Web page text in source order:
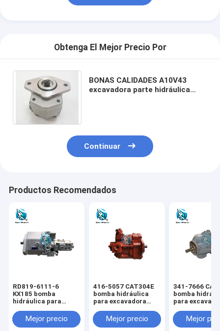
Obtenga El Mejor Precio Por
BONAS CALIDADES A10V43
excavadora parte hidráulica
Continuar
Productos Recomendados
RD819-6111-6
KX185 bomba
hidráulica para
Mejor precio
416-5057 CAT304E
bomba hidráulica
para excavadora
Mejor precio
341-7666
bomba
para
Mejor